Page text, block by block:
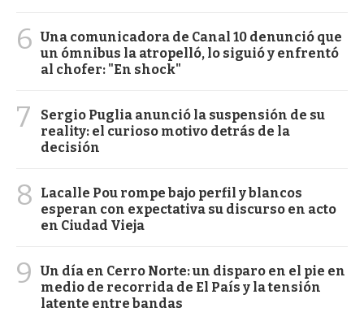
6 Una comunicadora de Canal 10 denunció que
un ómnibus la atropelló, lo siguió y enfrentó
al chofer: "En shock"
7
Sergio Puglia anunció la suspensión de su
reality: el curioso motivo detrás de la
decisión
8
Lacalle Pou rompe bajo perfil y blancos
esperan con expectativa su discurso en acto
en Ciudad Vieja
9
Un día en Cerro Norte: un disparo en el pie en
medio de recorrida de El País y la tensión
latente entre bandas